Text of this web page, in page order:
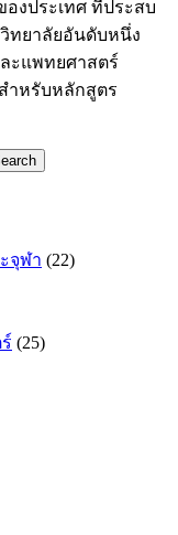
งประเทศ ที่ประสบ
วิทยาลัยอันดับหนึ่ง
ะแพทยศาสตร์
ำหรับหลักสูตร
จุฬา (22)
(25)